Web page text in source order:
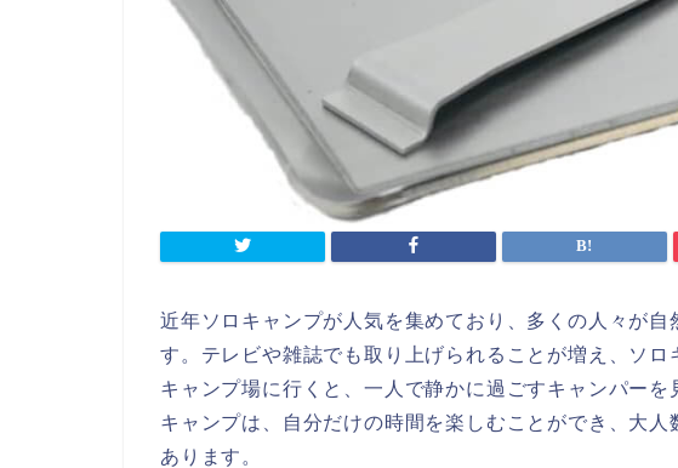
近年ソロキャンプが人気を集めており、多くの人々が自
す。テレビや雑誌でも取り上げられることが増え、ソロ
キャンプ場に行くと、一人で静かに過ごすキャンパー
キャンプは、自分だけの時間を楽しむことができ、大
あります。